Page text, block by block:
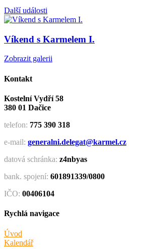
Další události
Víkend s Karmelem I.
Zobrazit galerii
Kontakt
Kostelní Vydří 58
380 01 Dačice
telefon: 775 390 318
e-mail: generalni.delegat@karmel.cz
datová schránka: z4nbyas
bank. spojení: 601891339/0800
IČO: 00406104
Rychlá navigace
Úvod
Kalendář